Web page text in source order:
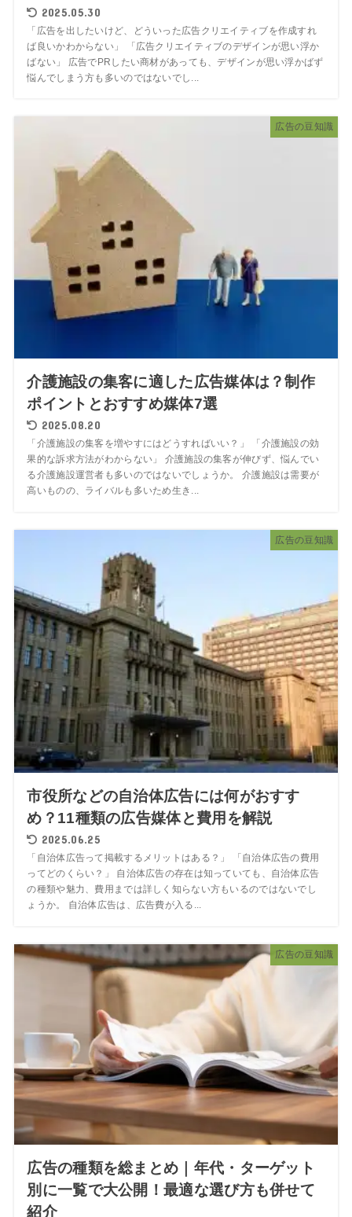
2025.05.30
「広告を出したいけど、どういった広告クリエイティブを作成すれ
ば良いかわからない」 「広告クリエイティブのデザインが思い浮か
ばない」 広告でPRしたい商材があっても、デザインが思い浮かばず
悩んでしまう方も多いのではないでし...
広告の豆知識
介護施設の集客に適した広告媒体は？制作
ポイントとおすすめ媒体7選
2025.08.20
「介護施設の集客を増やすにはどうすればいい？」 「介護施設の効
果的な訴求方法がわからない」 介護施設の集客が伸びず、悩んでい
る介護施設運営者も多いのではないでしょうか。 介護施設は需要が
高いものの、ライバルも多いため生き...
広告の豆知識
市役所などの自治体広告には何がおすす
め？11種類の広告媒体と費用を解説
2025.06.25
「自治体広告って掲載するメリットはある？」 「自治体広告の費用
ってどのくらい？」 自治体広告の存在は知っていても、自治体広告
の種類や魅力、費用までは詳しく知らない方もいるのではないでし
ょうか。 自治体広告は、広告費が入る...
広告の豆知識
広告の種類を総まとめ｜年代・ターゲット
別に一覧で大公開！最適な選び方も併せて
紹介